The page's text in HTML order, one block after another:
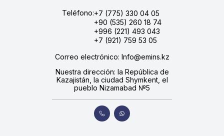
+7 (775) 330 04 05
+90 (535) 260 18 74
+996 (221) 493 043
+7 (921) 759 53 05
Nuestra dirección: la República de
Kazajistán, la ciudad Shymkent, el
pueblo Nizamabad №5
Correo electrónico: Info@emins.kz
Teléfono: